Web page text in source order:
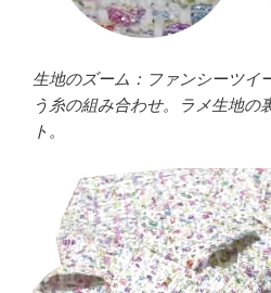
生地のズーム：ファンシーツイ
う糸の組み合わせ。ラメ生地の
ト。